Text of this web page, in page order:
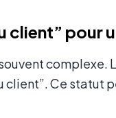
client” pour
complexe.
Ce statut